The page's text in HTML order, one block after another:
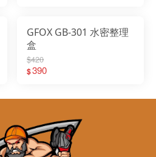
GFOX GB-301 水密整理
盒
$420
$390